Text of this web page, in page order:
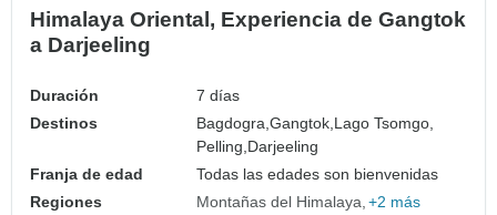
Himalaya Oriental, Experiencia de Gangtok
a Darjeeling
Duración
7 días
Destinos
Bagdogra,Gangtok,Lago Tsomgo,
Pelling,Darjeeling
Franja de edad
Todas las edades son bienvenidas
Regiones
Montañas del Himalaya +2 más